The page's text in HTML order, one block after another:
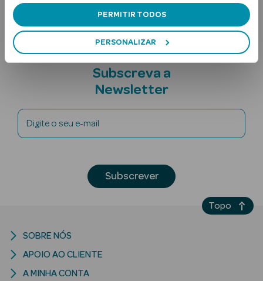
PERMITIR TODOS
PERSONALIZAR
Ver Tudo
Solares
Solares Bebé e
Subscreva a
Newsletter
Digite o seu e-mail
Subscrever
SOBRE NÓS
APOIO AO CLIENTE
A MINHA CONTA
Topo